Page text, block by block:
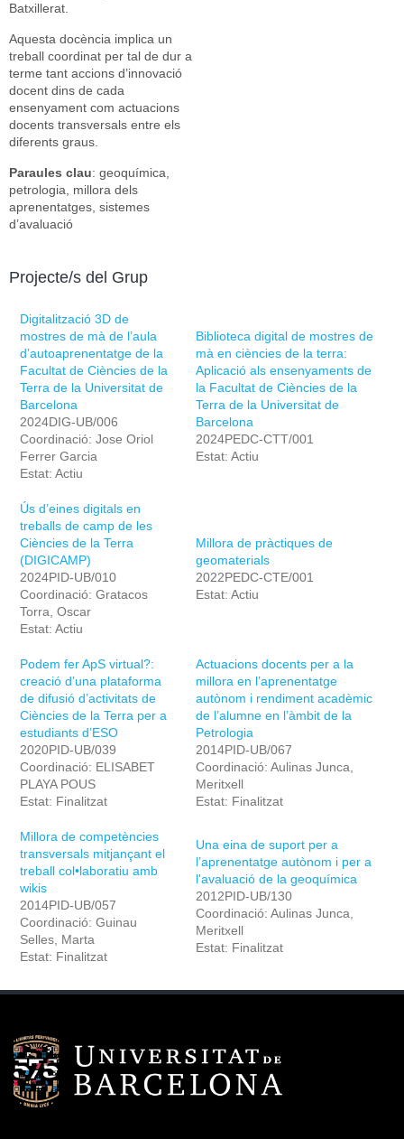
Batxillerat.
Aquesta docència implica un
treball coordinat per tal de dur a
terme tant accions d’innovació
docent dins de cada
ensenyament com actuacions
docents transversals entre els
diferents graus.
Paraules clau: geoquímica,
petrologia, millora dels
aprenentatges, sistemes
d’avaluació
Projecte/s del Grup
Digitalització 3D de
mostres de mà de l’aula
d’autoaprenentatge de la
Facultat de Ciències de la
Terra de la Universitat de
Barcelona
2024DIG-UB/006
Coordinació: Jose Oriol
Ferrer Garcia
Estat: Actiu
Biblioteca digital de mostres de
mà en ciències de la terra:
Aplicació als ensenyaments de
la Facultat de Ciències de la
Terra de la Universitat de
Barcelona
2024PEDC-CTT/001
Estat: Actiu
Ús d’eines digitals en
treballs de camp de les
Ciències de la Terra
(DIGICAMP)
2024PID-UB/010
Coordinació: Gratacos
Torra, Oscar
Estat: Actiu
Millora de pràctiques de
geomaterials
2022PEDC-CTE/001
Estat: Actiu
Podem fer ApS virtual?:
creació d’una plataforma
de difusió d’activitats de
Ciències de la Terra per a
estudiants d’ESO
2020PID-UB/039
Coordinació: ELISABET
PLAYA POUS
Estat: Finalitzat
Actuacions docents per a la
millora en l’aprenentatge
autònom i rendiment acadèmic
de l’alumne en l’àmbit de la
Petrologia
2014PID-UB/067
Coordinació: Aulinas Junca,
Meritxell
Estat: Finalitzat
Millora de competències
transversals mitjançant el
treball col•laboratiu amb
wikis
2014PID-UB/057
Coordinació: Guinau
Selles, Marta
Estat: Finalitzat
Una eina de suport per a
l’aprenentatge autònom i per a
l'avaluació de la geoquímica
2012PID-UB/130
Coordinació: Aulinas Junca,
Meritxell
Estat: Finalitzat